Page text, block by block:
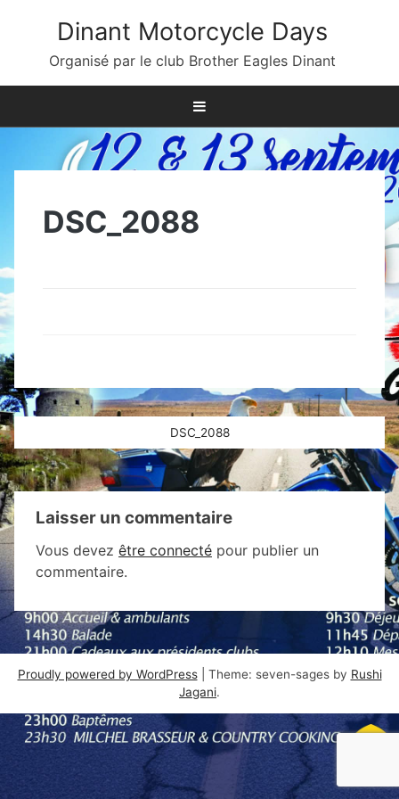
Dinant Motorcycle Days
Organisé par le club Brother Eagles Dinant
DSC_2088
Navigation
de
l’article
DSC_2088
Laisser un commentaire
Vous devez être connecté pour publier un
commentaire.
Proudly powered by WordPress Theme: seven-sages by Rushi
Jagani.